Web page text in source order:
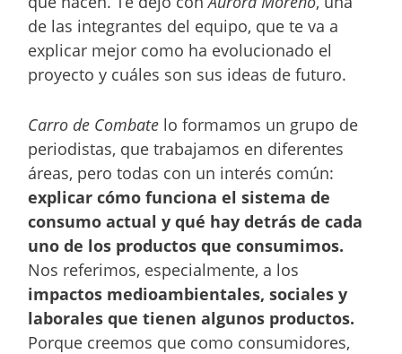
de las integrantes del equipo, que te va a
explicar mejor como ha evolucionado el
proyecto y cuáles son sus ideas de futuro.
Carro de Combate lo formamos un grupo de
periodistas, que trabajamos en diferentes
áreas, pero todas con un interés común:
explicar cómo funciona el sistema de
consumo actual y qué hay detrás de cada
uno de los productos que consumimos.
Nos referimos, especialmente, a los
impactos medioambientales, sociales y
laborales que tienen algunos productos.
Porque creemos que como consumidores,